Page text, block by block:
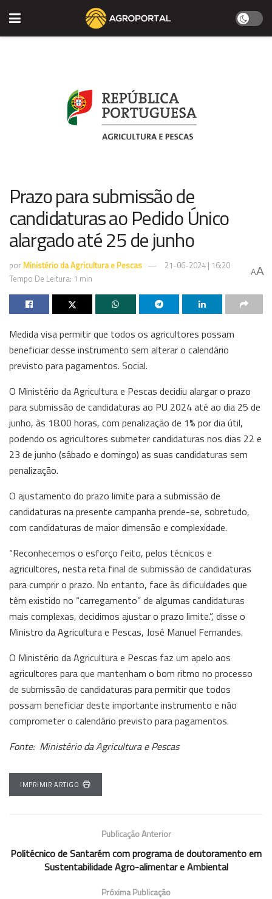
Prazo para submissão de
candidaturas ao Pedido Único
alargado até 25 de junho
por Ministério da Agricultura e Pescas
21-06-2024 | 16:20
Tempo De Leitura: 1 min
AA
Medida visa permitir que todos os agricultores possam
beneficiar desse instrumento sem alterar o calendário
previsto para pagamentos. Social.
O Ministério da Agricultura e Pescas decidiu alargar o prazo
para submissão de candidaturas ao PU 2024 até ao dia 25 de
junho, às 18.00 horas, com penalização de 1% por dia útil,
podendo os agricultores submeter candidaturas nos dias 22 e
23 de junho (sábado e domingo) as suas candidaturas sem
penalização.
O ajustamento do prazo limite para a submissão de
candidaturas na presente campanha prende-se, sobretudo,
com candidaturas de maior dimensão e complexidade.
“Reconhecemos o esforço feito, pelos técnicos e
agricultores, nesta reta final de submissão de candidaturas
para cumprir o prazo. No entanto, face às dificuldades que
têm existido no “carregamento” de algumas candidaturas
mais complexas, decidimos ajustar o prazo limite.”, disse o
Ministro da Agricultura e Pescas, José Manuel Fernandes.
O Ministério da Agricultura e Pescas faz um apelo aos
agricultores para que mantenham o bom ritmo no processo
de submissão de candidaturas para permitir que todos
possam beneficiar deste importante instrumento e não
comprometer o calendário previsto para pagamentos.
Fonte: Ministério da Agricultura e Pescas
IMPRIMIR ARTIGO
Publicação Anterior
Politécnico de Santarém com programa de doutoramento em
Sustentabilidade Agro-alimentar e Ambiental
Próxima Publicação